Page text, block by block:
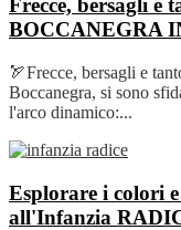
Frecce, bersagli e
BOCCANEGRA
🏹Frecce, bersagli e
Boccanegra, si sono
l'arco dinamico:...
Esplorare i colori
all'Infanzia